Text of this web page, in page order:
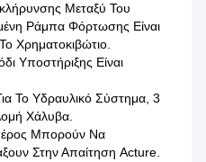
Μεταξύ Του
Ράμπα Φόρτωσης Είναι
Χρηματοκιβώτιο.
Υποστήριξης Είναι
Το Υδραυλικό Σύστημα, 3
Χάλυβα.
Μπορούν Να
Στην Απαίτηση Acture.